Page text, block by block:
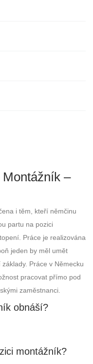
–
i těm, kteří němčinu
partu na pozici
Práce je realizována
jeden by měl umět
Práce v Německu
pracovat přímo pod
zaměstnanci.
obnáší?
montážník?